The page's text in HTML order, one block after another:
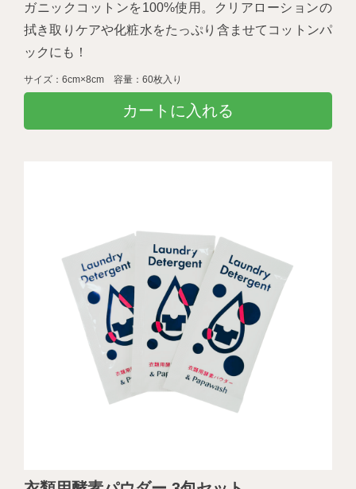
ガニックコットンを100%使用。クリアローションの
拭き取りケアや化粧水をたっぷり含ませてコットンパ
ックにも！
サイズ：6cm×8cm 容量：60枚入り
カートに入れる